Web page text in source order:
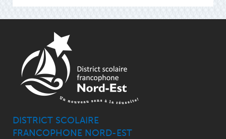
DISTRICT SCOLAIRE
FRANCOPHONE NORD-EST